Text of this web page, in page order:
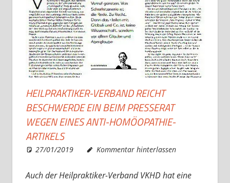
HEILPRAKTIKER-VERBAND REICHT
BESCHWERDE EIN BEIM PRESSERAT
WEGEN EINES ANTI-HOMÖOPATHIE-
ARTIKELS
27/01/2019 Christian J. Becker
Allgemein
Kommentar hinterlassen
Auch der Heilpraktiker-Verband VKHD hat eine